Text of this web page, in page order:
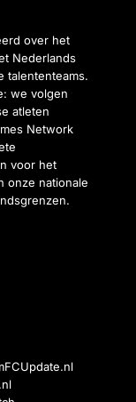
over het
Nederlands
talententeams.
we volgen
atleten
Network
voor het
onze nationale
FCUpdate.nl